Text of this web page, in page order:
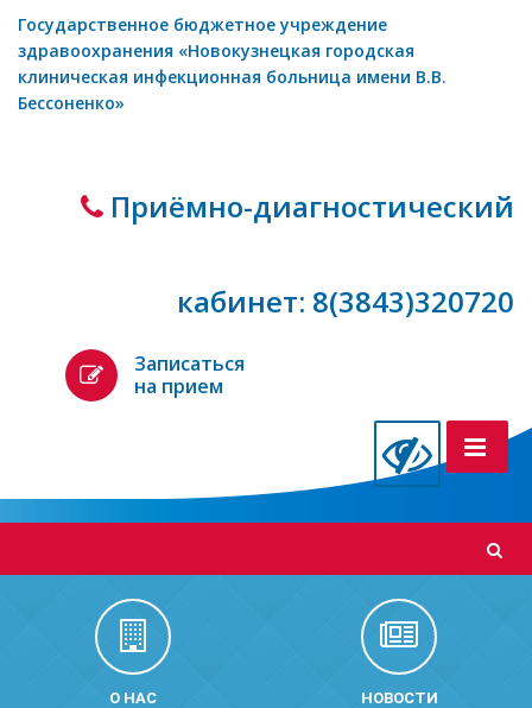
Государственное бюджетное учреждение
здравоохранения «Новокузнецкая городская
клиническая инфекционная больница имени В.В.
Бессоненко»
Приёмно-диагностический
кабинет: 8(3843)320720
Записаться
на прием
О НАС НОВОСТИ